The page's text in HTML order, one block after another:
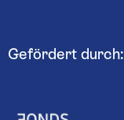
Gefördert durch: